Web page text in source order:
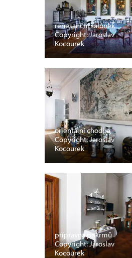
renesanční salónek
Copyright: Jaroslav
Kocourek
orientální chodba
Copyright: Jaroslav
Kocourek
přípravna pokrmů
Copyright: Jaroslav
Kocourek